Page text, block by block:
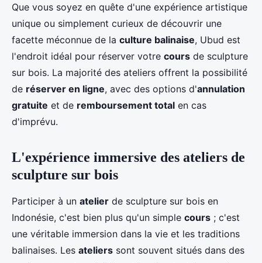
Que vous soyez en quête d'une expérience artistique
unique ou simplement curieux de découvrir une
facette méconnue de la culture balinaise, Ubud est
l'endroit idéal pour réserver votre cours de sculpture
sur bois. La majorité des ateliers offrent la possibilité
de réserver en ligne, avec des options d'annulation
gratuite et de remboursement total en cas
d'imprévu.
L'expérience immersive des ateliers de
sculpture sur bois
Participer à un atelier de sculpture sur bois en
Indonésie, c'est bien plus qu'un simple cours ; c'est
une véritable immersion dans la vie et les traditions
balinaises. Les ateliers sont souvent situés dans des